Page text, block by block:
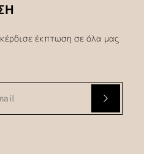
έκπτωση σε όλα μας